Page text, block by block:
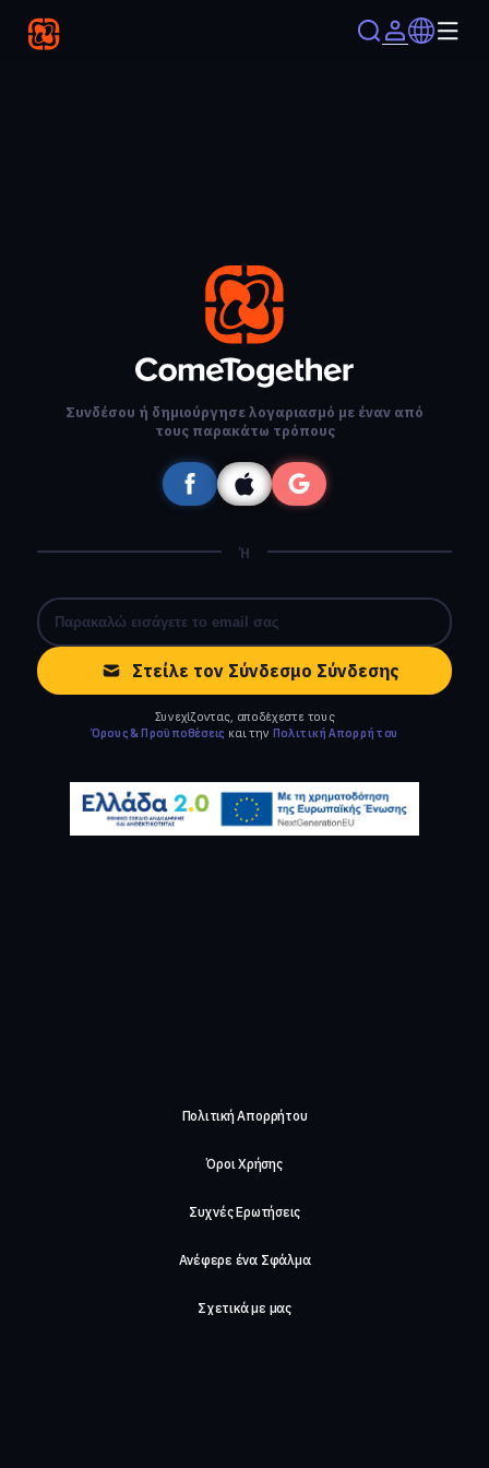
Συνδέσου ή δημιούργησε λογαριασμό με έναν από
τους παρακάτω τρόπους
Ή
Στείλε τον Σύνδεσμο Σύνδεσης
Συνεχίζοντας, αποδέχεστε τους
Όρους & Προϋποθέσεις και την Πολιτική Απορρήτου
Πολιτική Απορρήτου
Όροι Χρήσης
Συχνές Ερωτήσεις
Ανέφερε ένα Σφάλμα
Σχετικά με μας